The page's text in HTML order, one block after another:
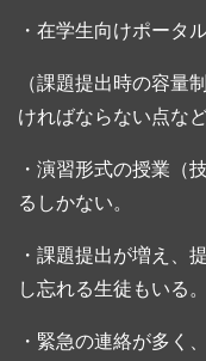
・在学生向けポータ
（課題提出時の容量
ければならない点など
・演習形式の授業（
るしかない。
・課題提出が増え、
し忘れる生徒もいる。
・緊急の連絡が多く